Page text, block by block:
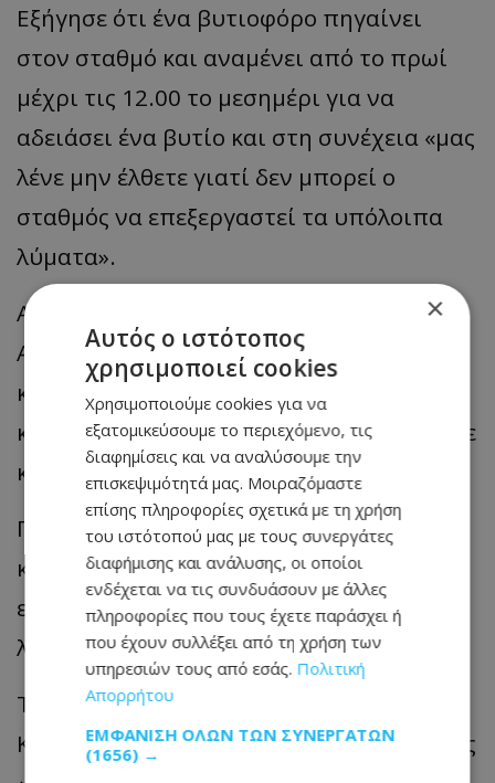
Εξήγησε ότι ένα βυτιοφόρο πηγαίνει
στον σταθμό και αναμένει από το πρωί
μέχρι τις 12.00 το μεσημέρι για να
αδειάσει ένα βυτίο και στη συνέχεια «μας
λένε μην έλθετε γιατί δεν μπορεί ο
σταθμός να επεξεργαστεί τα υπόλοιπα
λύματα».
Ανέφερε, επίσης, ότι «το Συμβούλιο
Αποχετεύσεων Λεμεσού μας άνοιξε ένα
καπάκι (δρόμου) στην επαρχία Λεμεσού»
και στη συνέχεια «το καπάκι αυτό έκλεισε
και δεν ξέρουμε που να αδειάσουμε».
Πρόσθεσε πως «πρέπει να ανοίξουν δύο
καπάκια να μπορούν τα βυτιοφόρα να
εξυπηρετούν τον κόσμο μέχρι να
λειτουργήσει ο σταθμός» λυμάτων.
Τέλος, απαντώντας σε ερώτηση ο κ.
Καραπατέας είπε ότι λαμβάνουν συνεχώς
×
Αυτός ο ιστότοπος
χρησιμοποιεί cookies
Χρησιμοποιούμε cookies για να
εξατομικεύσουμε το περιεχόμενο, τις
διαφημίσεις και να αναλύσουμε την
επισκεψιμότητά μας. Μοιραζόμαστε
επίσης πληροφορίες σχετικά με τη χρήση
του ιστότοπού μας με τους συνεργάτες
διαφήμισης και ανάλυσης, οι οποίοι
ενδέχεται να τις συνδυάσουν με άλλες
πληροφορίες που τους έχετε παράσχει ή
που έχουν συλλέξει από τη χρήση των
υπηρεσιών τους από εσάς. Πολιτική
Απορρήτου
ΕΜΦΆΝΙΣΗ ΌΛΩΝ ΤΩΝ ΣΥΝΕΡΓΑΤΏΝ
(1656) →